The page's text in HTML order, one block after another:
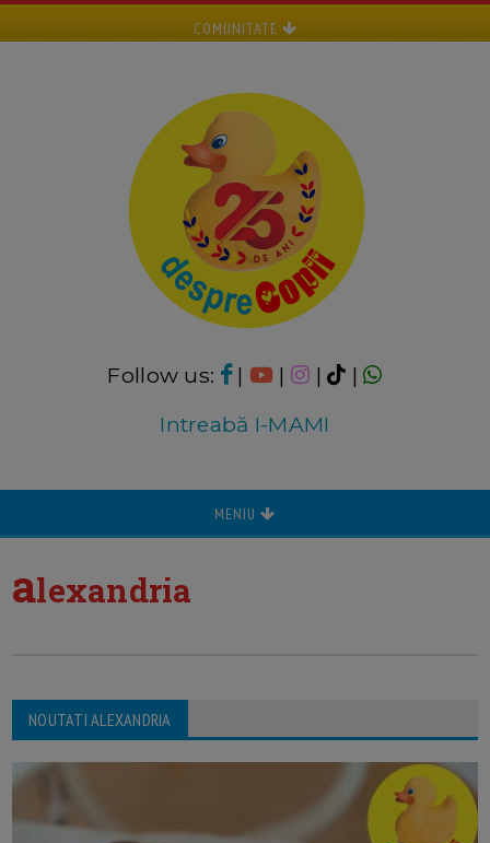
COMUNITATE
Follow us: | | |
|
Intreabă I-MAMI
MENIU
alexandria
NOUTATI ALEXANDRIA